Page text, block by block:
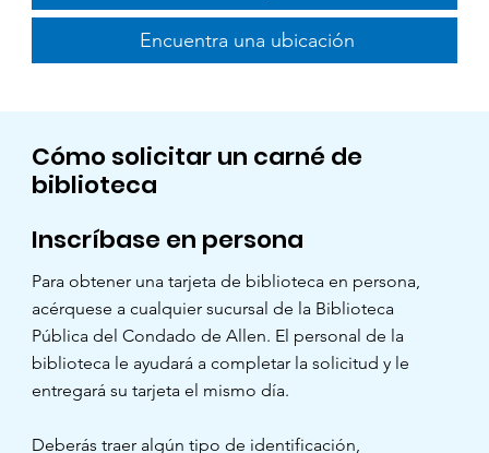
Encuentra una ubicación
Cómo solicitar un carné de
biblioteca
Inscríbase en persona
Para obtener una tarjeta de biblioteca en persona,
acérquese a cualquier sucursal de la Biblioteca
Pública del Condado de Allen. El personal de la
biblioteca le ayudará a completar la solicitud y le
entregará su tarjeta el mismo día.
Deberás traer algún tipo de identificación,